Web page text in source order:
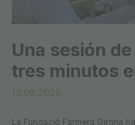
Una sesión
tres minutos
15.06.2026
La Fundació Farinera Girona